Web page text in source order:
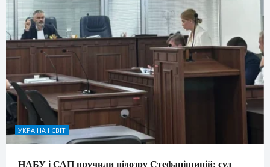
УКРАЇНА І СВІТ
НАБУ і САП вручили підозру Стефанішиній: суд